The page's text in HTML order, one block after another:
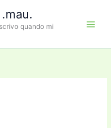
quando mi